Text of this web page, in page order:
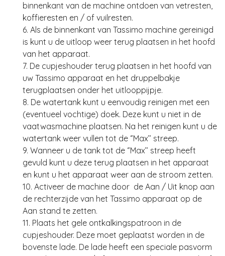
binnenkant van de machine ontdoen van vetresten,
koffieresten en / of vuilresten.
6. Als de binnenkant van Tassimo machine gereinigd
is kunt u de uitloop weer terug plaatsen in het hoofd
van het apparaat.
7. De cupjeshouder terug plaatsen in het hoofd van
uw Tassimo apparaat en het druppelbakje
terugplaatsen onder het uitlooppijpje.
8. De watertank kunt u eenvoudig reinigen met een
(eventueel vochtige) doek. Deze kunt u niet in de
vaatwasmachine plaatsen. Na het reinigen kunt u de
watertank weer vullen tot de ‘’Max’’ streep.
9. Wanneer u de tank tot de ‘’Max’’ streep heeft
gevuld kunt u deze terug plaatsen in het apparaat
en kunt u het apparaat weer aan de stroom zetten.
10. Activeer de machine door de Aan / Uit knop aan
de rechterzijde van het Tassimo apparaat op de
Aan stand te zetten.
11. Plaats het gele ontkalkingspatroon in de
cupjeshouder. Deze moet geplaatst worden in de
bovenste lade. De lade heeft een speciale pasvorm